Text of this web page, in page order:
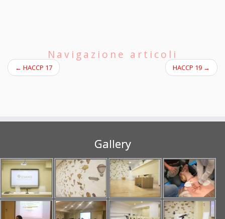
Navigazione articoli
← HACCP 17 HACCP 19 →
Gallery